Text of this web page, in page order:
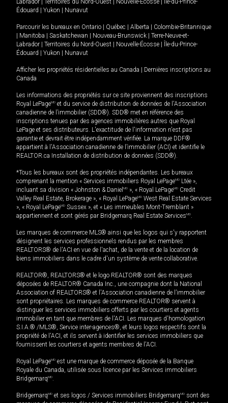
Labrador
Territoires du Nord-Ouest Nouvelle-Écosse
Île-du-Prince-
Édouard
Yukon Nunavut
Parcourir les bureaux en Ontario Québec Alberta
Colombie-Britannique
Manitoba Saskatchewan Nouveau-Brunswick
Terre-Neuve-et-
Labrador
Territoires du Nord-Ouest Nouvelle-Écosse
Île-du-Prince-
Édouard
Yukon Nunavut
Afficher les propriétés résidentielles au Canada
Dernières inscriptions au
Canada
Les informations des propriétés sur ce site proviennent des inscriptions
Royal LePageMD et du service de distribution de données de l'Association
canadienne de l’immobilier (SDD®). SDD® met en référence des
inscriptions tenues par des agences immobilières autres que Royal
LePage et ses distributeurs. L'exactitude de l'information n'est pas
garantie et devrait être indépendamment vérifiée. La marque DDF®
appartient à l'Association canadienne de l’immobilier (ACI) et identifie le
REALTOR.ca Installation de distribution de données (SDD®).
*Tous les bureaux sont des propriétés indépendantes. Les bureaux
comprenant la mention « Services immobiliers Royal LePageMD Ltée »,
incluant sa division « Johnston & Daniel MD », « Royal LePageMD Credit
Valley Real Estate, Brokerage », « Royal LePageMD West Real Estate Services
», « Royal LePageMD Sussex », et « Les immeubles Mont-Tremblant »
appartiennent et sont gérés par Bridgemarq Real Estate ServicesMD.
Les marques de commerce MLS® ainsi que les logos qui s'y rapportent
désignent les services professionnels rendus par les membres
REALTORS® de l'ACI en vue de l'achat, de la vente et de la location de
biens immobiliers dans le cadre d'un système de vente collaborative.
REALTOR®, REALTORS® et le logo REALTOR® sont des marques
déposées de REALTOR® Canada Inc., une compagnie dont la National
Association of REALTORS® et l'Association canadienne de l’immobilier
sont propriétaires. Les marques de commerce REALTOR® servent à
distinguer les services immobiliers offerts par les courtiers et agents
immobilier en tant que membres de l'ACI. Les marques d'homologation
S.I.A.® /MLS®, Service inter-agences®, et leurs logos respectifs sont la
propriété de l'ACI, et ils servent à identifier les services immobiliers que
fournissent les courtiers et agents membres de l'ACI.
Royal LePageMD est une marque de commerce déposée de la Banque
Royale du Canada, utilisée sous licence par les Services immobiliers
BridgemarqMD.
BridgemarqMD et ses logos / Services immobiliers BridgemarqMD sont des